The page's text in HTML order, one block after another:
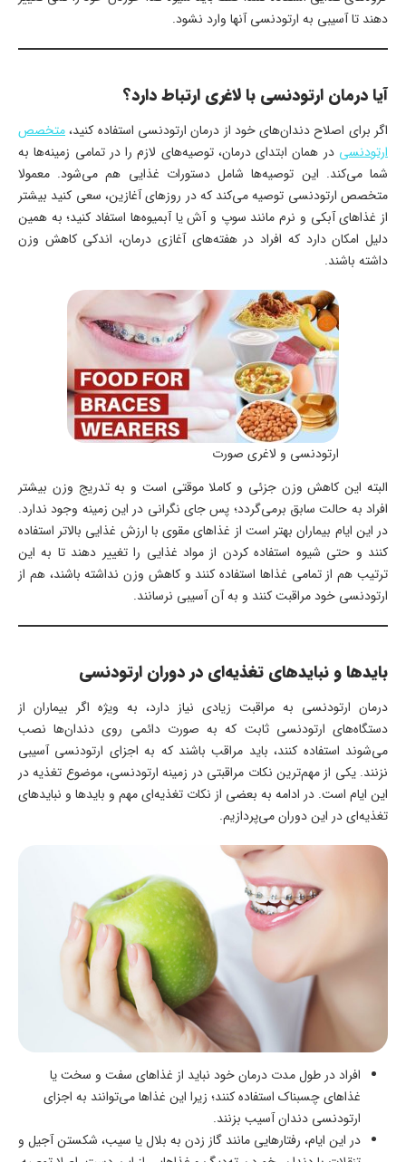
دهند تا آسیبی به ارتودنسی آنها وارد نشود.
آیا درمان ارتودنسی با لاغری ارتباط دارد؟
اگر برای اصلاح دندان‌های خود از درمان ارتودنسی استفاده کنید،متخصص
ارتودنسی در همان ابتدای درمان، توصیه‌های لازم را در تمامی زمینه‌ها به
شما می‌کند. این توصیه‌ها شامل دستورات غذایی هم می‌شود. معمولا
متخصص ارتودنسی توصیه می‌کند که در روزهای آغازین، سعی کنید بیشتر
از غذاهای آبکی و نرم مانند سوپ و آش یا آبمیوه‌ها استفاد کنید؛ به همین
دلیل امکان دارد که افراد در هفته‌های آغازی درمان، اندکی کاهش وزن
داشته باشند.
ارتودنسی و لاغری صورت
البته این کاهش وزن جزئی و کاملا موقتی است و به تدریج وزن بیشتر
افراد به حالت سابق برمی‌گردد؛ پس جای نگرانی در این زمینه وجود ندارد.
در این ایام بیماران بهتر است از غذاهای مقوی با ارزش غذایی بالاتر استفاده
کنند و حتی شیوه استفاده کردن از مواد غذایی را تغییر دهند تا به این
ترتیب هم از تمامی غذاها استفاده کنند و کاهش وزن نداشته باشند، هم از
ارتودنسی خود مراقبت کنند و به آن آسیبی نرسانند.
بایدها و نبایدهای تغذیه‌ای در دوران ارتودنسی
درمان ارتودنسی به مراقبت زیادی نیاز دارد، به ویژه اگر بیماران از
دستگاه‌های ارتودنسی ثابت که به صورت دائمی روی دندان‌ها نصب
می‌شوند استفاده کنند، باید مراقب باشند که به اجزای ارتودنسی آسیبی
نزنند. یکی از مهم‌ترین نکات مراقبتی در زمینه ارتودنسی، موضوع تغذیه در
این ایام است. در ادامه به بعضی از نکات تغذیه‌ای مهم و بایدها و نبایدهای
تغذیه‌ای در این دوران می‌پردازیم.
افراد در طول مدت درمان خود نباید از غذاهای سفت و سخت یا
غذاهای چسبناک استفاده کنند؛ زیرا این غذاها می‌توانند به اجزای
ارتودنسی دندان آسیب بزنند.
در این ایام، رفتارهایی مانند گاز زدن به بلال یا سیب، شکستن آجیل و